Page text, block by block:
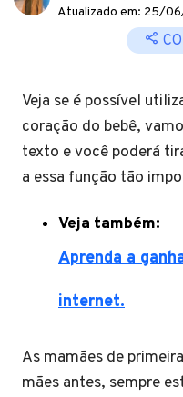
Atualizado em: 25/
Veja se é possível
coração do bebê,
texto e você poderá
a essa função tão
Veja também:
Aprenda a
internet.
As mamães de
mães antes, sempre